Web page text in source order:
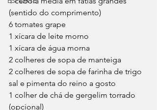
(sentido do comprimento)
6 tomates grape
1 xícara de leite morno
1 xícara de água morna
2 colheres de sopa de manteiga
2 colheres de sopa de farinha de trigo
sal e pimenta do reino a gosto
1 colher de chá de gergelim torrado
(opcional)